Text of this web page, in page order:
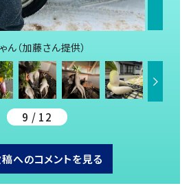
（加藤さん提供）
9 / 12
へのコメントを見る